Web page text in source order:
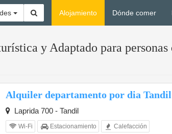
Alojamiento Dónde comer
y Adaptado para
Alquiler departamento por dia Tandil
Laprida 700 - Tandil
Wi-Fi Estacionamiento Calefacción